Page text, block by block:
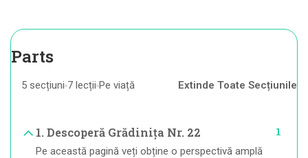
Parts
5 secțiuni 7 lecții Pe viață Extinde Toate Secțiunile
1. Descoperă Grădinița Nr. 22
Pe această pagină veți obține o perspectivă amplă
1